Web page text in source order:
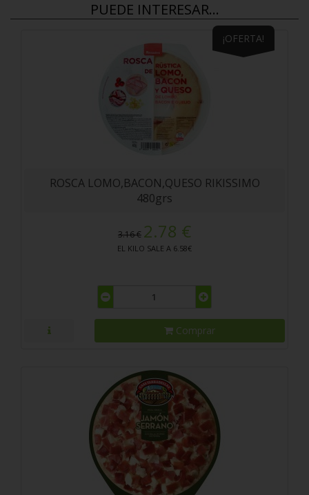
PUEDE INTERESAR...
¡OFERTA!
ROSCA LOMO,BACON,QUESO RIKISSIMO
480grs
3.16 € 2.78 €
EL KILO SALE A 6.58€
Comprar